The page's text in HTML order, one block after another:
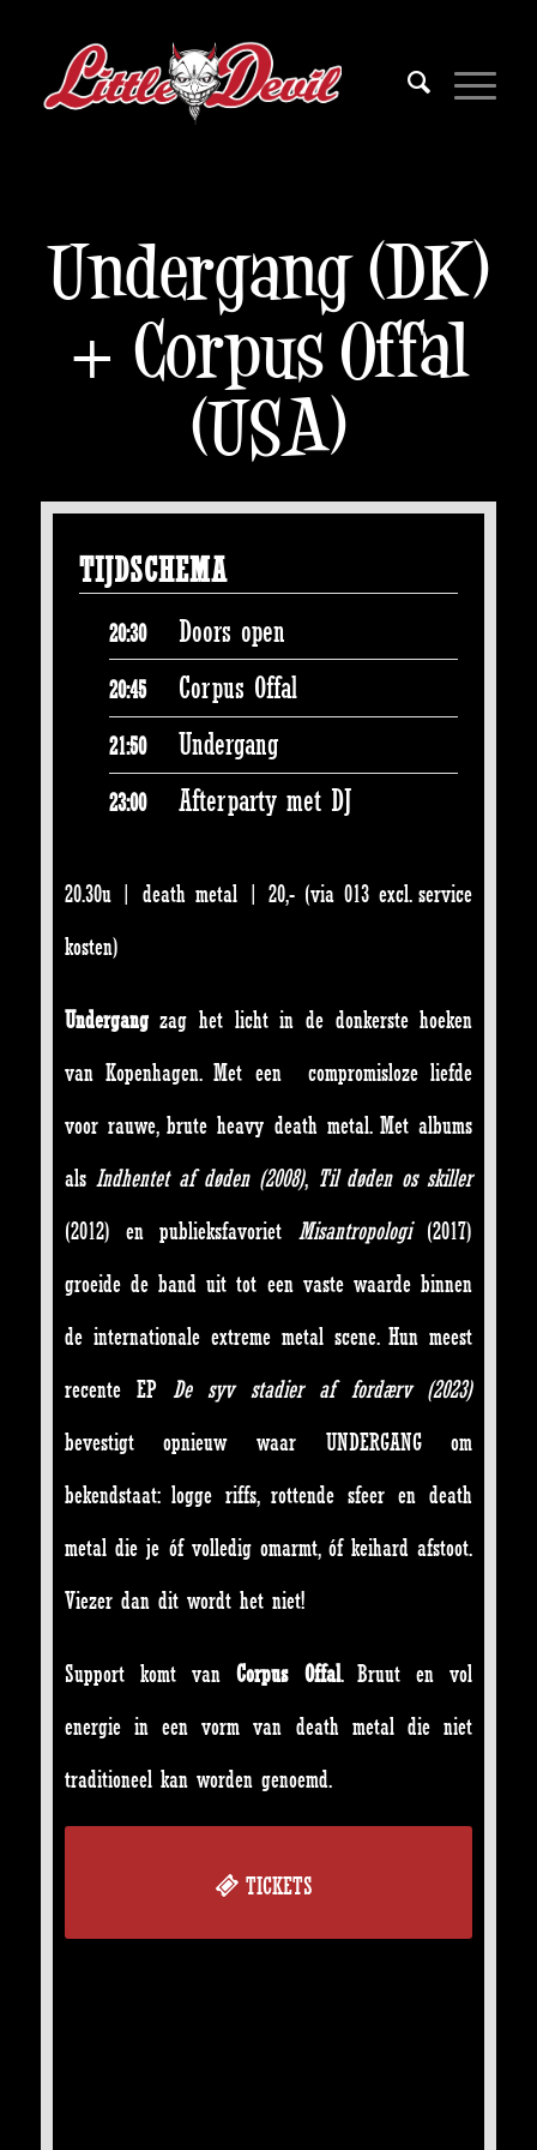
Undergang (DK)
+ Corpus Offal
(USA)
TIJDSCHEMA
20:30 Doors open
20:45 Corpus Offal
21:50 Undergang
23:00 Afterparty met DJ
20.30u | death metal | 20,- (via 013 excl. service
kosten)
Undergangzag het licht in de donkerste hoeken
van Kopenhagen. Met een compromisloze liefde
voor rauwe, brute heavy death metal. Met albums
als Indhentet af døden (2008), Til døden os skiller
(2012) en publieksfavoriet Misantropologi(2017)
groeide de band uit tot een vaste waarde binnen
de internationale extreme metal scene. Hun meest
recente EP De syv stadier af fordærv (2023)
bevestigt opnieuw waar UNDERGANG om
bekendstaat: logge riffs, rottende sfeer en death
metal die je óf volledig omarmt, óf keihard afstoot.
Viezer dan dit wordt het niet!
Support komt vanCorpus Offal. Bruut en vol
energie in een vorm van death metal die niet
traditioneel kan worden genoemd.
TICKETS